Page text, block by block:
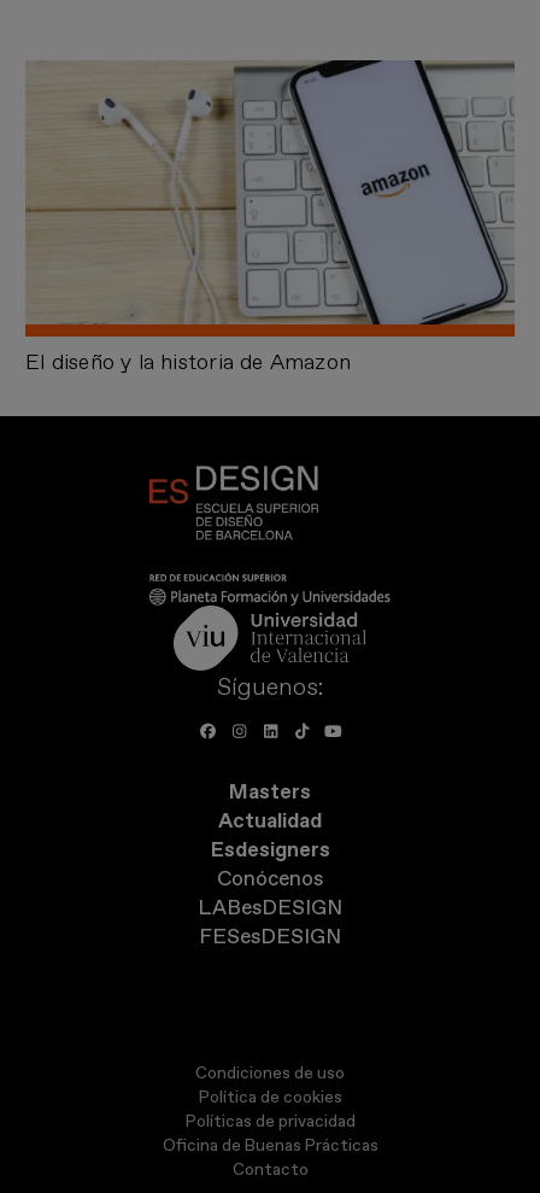
El diseño y la historia de Amazon
Síguenos:
Masters
Actualidad
Esdesigners
Conócenos
LABesDESIGN
FESesDESIGN
Condiciones de uso
Política de cookies
Políticas de privacidad
Oficina de Buenas Prácticas
Contacto